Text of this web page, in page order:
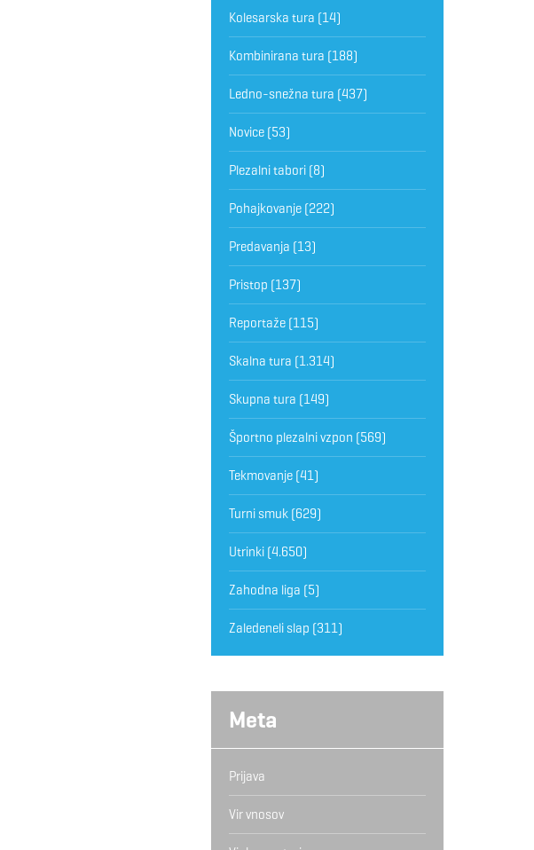
Kolesarska tura (14)
Kombinirana tura (188)
Ledno-snežna tura (437)
Novice(53)
Plezalni tabori(8)
Pohajkovanje(222)
Predavanja (13)
Pristop (137)
Reportaže(115)
Skalna tura (1.314)
Skupna tura (149)
Športno plezalni vzpon (569)
Tekmovanje(41)
Turni smuk(629)
Utrinki(4.650)
Zahodna liga (5)
Zaledeneli slap (311)
Meta
Prijava
Vir vnosov